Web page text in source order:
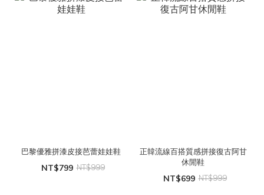
巴黎優雅拼漆皮接芭蕾娃娃鞋
NT$799 NT$999
正韓流線百搭質感拼接復古阿甘
休閒鞋
NT$699 NT$999